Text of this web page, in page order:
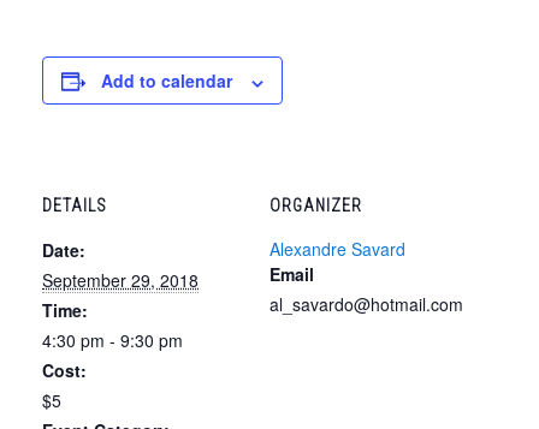
Add to calendar
DETAILS
Date:
September 29, 2018
Time:
4:30 pm - 9:30 pm
Cost:
$5
ORGANIZER
Alexandre Savard
Email
al_savardo@hotmail.com